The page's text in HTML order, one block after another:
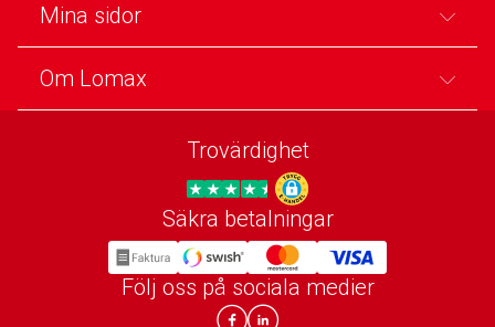
Mina sidor
Om Lomax
Trovärdighet
Trygg E-handel
Säkra betalningar
Följ oss på sociala medier
Lomax DK Facebook
Lomax SE LinkIn